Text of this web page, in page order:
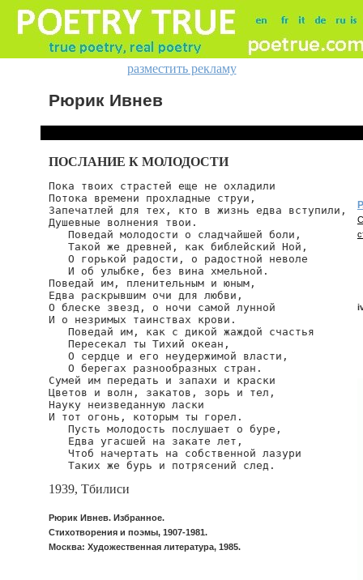
разместить рекламу
Рюрик Ивнев
ПОСЛАНИЕ К МОЛОДОСТИ
Пока твоих страстей еще не охладили
Потока времени прохладные струи,
Запечатлей для тех, кто в жизнь едва вступили,
Душевные волнения твои.
   Поведай молодости о сладчайшей боли,
   Такой же древней, как библейский Ной,
   О горькой радости, о радостной неволе
   И об улыбке, без вина хмельной.
Поведай им, пленительным и юным,
Едва раскрывшим очи для любви,
О блеске звезд, о ночи самой лунной
И о незримых таинствах крови.
   Поведай им, как с дикой жаждой счастья
   Пересекал ты Тихий океан,
   О сердце и его неудержимой власти,
   О берегах разнообразных стран.
Сумей им передать и запахи и краски
Цветов и волн, закатов, зорь и тел,
Науку неизведанную ласки
И тот огонь, которым ты горел.
   Пусть молодость послушает о буре,
   Едва угасшей на закате лет,
   Чтоб начертать на собственной лазури
   Таких же бурь и потрясений след.
1939, Тбилиси
Рюрик Ивнев. Избранное.
Стихотворения и поэмы, 1907-1981.
Москва: Художественная литература, 1985.